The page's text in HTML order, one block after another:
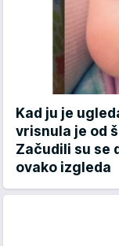
Kad ju je
vrisnula je od
Začudili su se
ovako izgleda